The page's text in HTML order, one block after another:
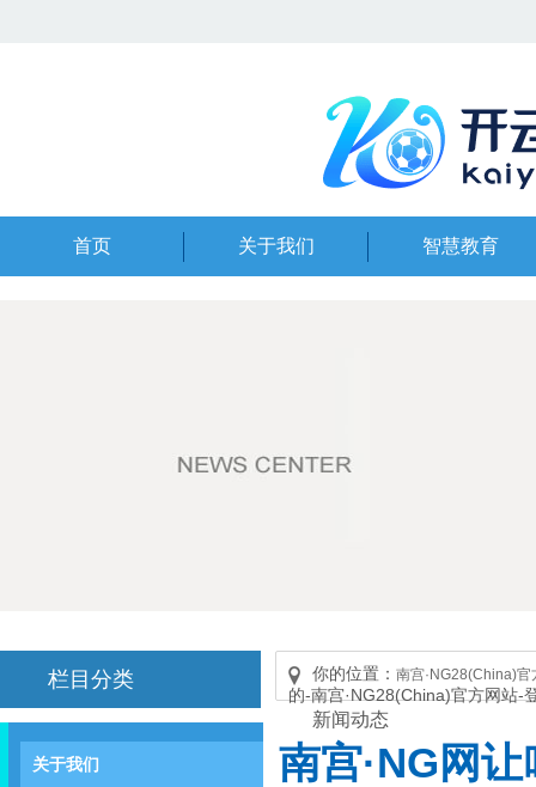
首页 关于我们 智慧教育
栏目分类
关于我们
你的位置： 南宫·NG28(China)
的-南宫·NG28(China)官方网站-
新闻动态
南宫·NG网